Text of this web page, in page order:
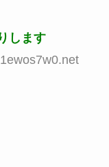
します